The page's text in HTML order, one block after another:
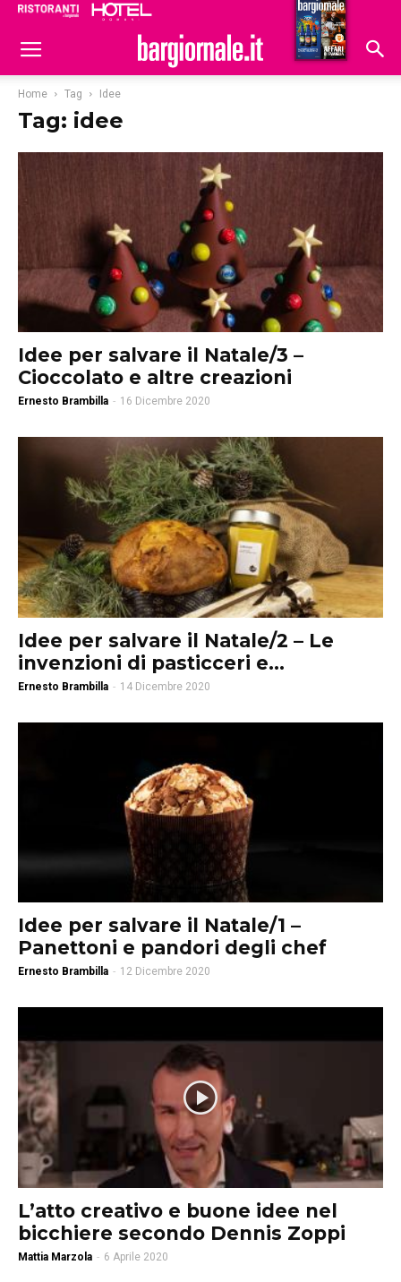
Hoteldomani
Home Tag Idee
Tag: idee
Idee per salvare il Natale/3 –
Cioccolato e altre creazioni
Ernesto Brambilla - 16 Dicembre 2020
Idee per salvare il Natale/2 – Le
invenzioni di pasticceri e...
Ernesto Brambilla - 14 Dicembre 2020
Idee per salvare il Natale/1 –
Panettoni e pandori degli chef
Ernesto Brambilla - 12 Dicembre 2020
L’atto creativo e buone idee nel
bicchiere secondo Dennis Zoppi
Mattia Marzola - 6 Aprile 2020